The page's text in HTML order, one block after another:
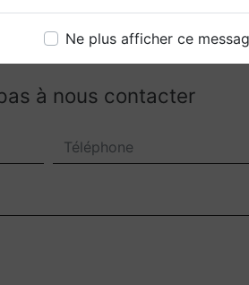
Ne plus afficher ce
à nous contacter